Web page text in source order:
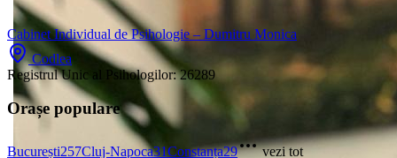
Cabinet Individual de Psihologie – Dumitru Monica
Codlea
Registrul Unic al Psihologilor:26289
Orașe populare
București257Cluj-Napoca31Constanța29 vezi tot